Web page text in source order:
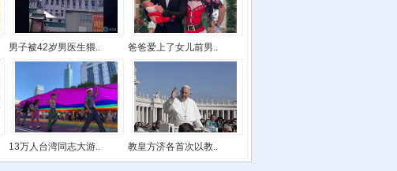
男子被42岁男医生猥.. 爸爸爱上了女儿前男..
13万人台湾同志大游.. 教皇方济各首次以教..